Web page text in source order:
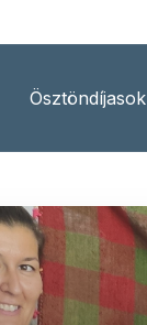
Ösztöndíjasok